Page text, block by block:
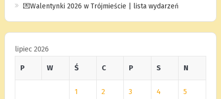
💌Walentynki 2026 w Trójmieście | lista wydarzeń
lipiec 2026
P W Ś C P S N
1 2 3 4 5